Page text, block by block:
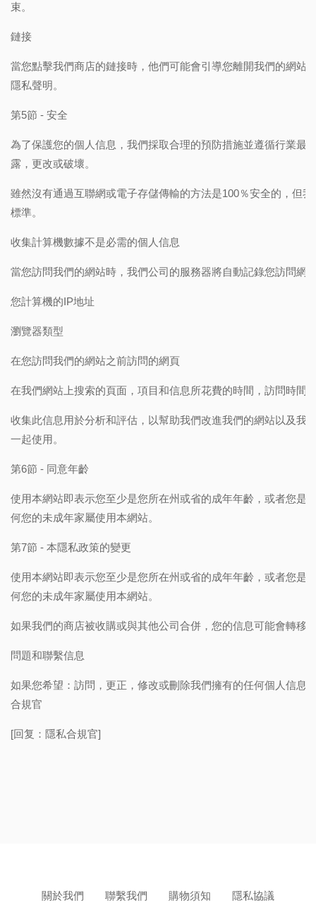
束。
鏈接
當您點擊我們商店的鏈接時，他們可能會引導您離開我們的網站
隱私聲明。
第5節 - 安全
為了保護您的個人信息，我們採取合理的預防措施並遵循行業最
露，更改或破壞。
雖然沒有通過互聯網或電子存儲傳輸的方法是100％安全的，但
標準。
收集計算機數據不是必需的個人信息
當您訪問我們的網站時，我們公司的服務器將自動記錄您訪問網
您計算機的IP地址
瀏覽器類型
在您訪問我們的網站之前訪問的網頁
在我們網站上搜索的頁面，項目和信息所花費的時間，訪問時間
收集此信息用於分析和評估，以幫助我們改進我們的網站以及我
一起使用。
第6節 - 同意年齡
使用本網站即表示您至少是您所在州或省的成年年齡，或者您是
何您的未成年家屬使用本網站。
第7節 - 本隱私政策的變更
使用本網站即表示您至少是您所在州或省的成年年齡，或者您是
何您的未成年家屬使用本網站。
如果我們的商店被收購或與其他公司合併，您的信息可能會轉移
問題和聯繫信息
如果您希望：訪問，更正，修改或刪除我們擁有的任何個人信息
合規官
[回复：隱私合規官]
關於我們 聯繫我們 購物須知 隱私協議